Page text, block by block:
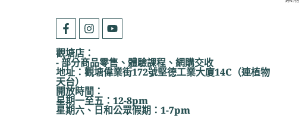
觀塘店：
- 部分商品零售、體驗課程、網購交收
地址：觀塘偉業街172號堅德工業大廈14C（連植物
天台）
開放時間：
星期一至五：12-8pm
星期六、日和公眾假期：1-7pm